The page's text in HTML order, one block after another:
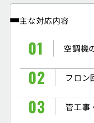
主な対応内容
空調機
フロン
管工事